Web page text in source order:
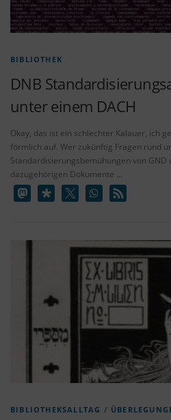
BIBLIOTHEK
DNB
unter einem DACH
Okay, das ist ein schlechter Kalauer, ich
förmlich auf. Wer zukünftig Fragen rund
Standardisierungsbemühungen von GND
dazugehörigen Dokumente …
BIBLIOTHEKSALLTAG /